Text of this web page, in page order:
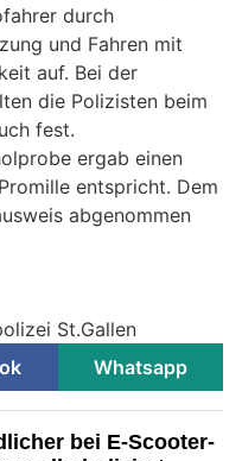
durch
und Fahren mit
auf. Bei der
die Polizisten beim
fest.
ergab einen
entspricht. Dem
abgenommen
St.Gallen
Whatsapp
bei E-Scooter-